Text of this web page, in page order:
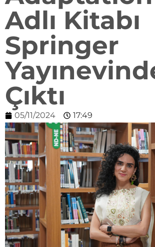
Adlı Kitabı
Springer
Çıktı
05/11/2024 17:49